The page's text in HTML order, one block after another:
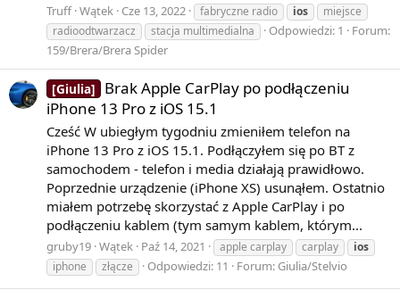
Truff Wątek Cze 13, 2022 fabryczne radio ios
miejsce
radioodtwarzacz
stacja multimedialna Odpowiedzi: 1
Forum:
159/Brera/Brera Spider
[Giulia]
Brak Apple CarPlay po podłączeniu
iPhone 13 Pro z iOS 15.1
Cześć W ubiegłym tygodniu zmieniłem telefon na
iPhone 13 Pro z iOS 15.1. Podłączyłem się po BT z
samochodem - telefon i media działają prawidłowo.
Poprzednie urządzenie (iPhone XS) usunąłem. Ostatnio
miałem potrzebę skorzystać z Apple CarPlay i po
podłączeniu kablem (tym samym kablem, którym...
gruby19 Wątek Paź 14, 2021 apple carplay carplay
ios
iphone
złącze Odpowiedzi: 11 Forum: Giulia/Stelvio